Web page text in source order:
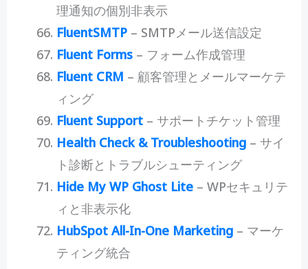
理通知の個別非表示
FluentSMTP– SMTPメール送信設定
Fluent Forms– フォーム作成管理
Fluent CRM – 顧客管理とメールマーケテ
ィング
Fluent Support– サポートチケット管理
Health Check & Troubleshooting– サイ
ト診断とトラブルシューティング
Hide My WP Ghost Lite– WPセキュリテ
ィと非表示化
HubSpot All-In-One Marketing– マーケ
ティング統合